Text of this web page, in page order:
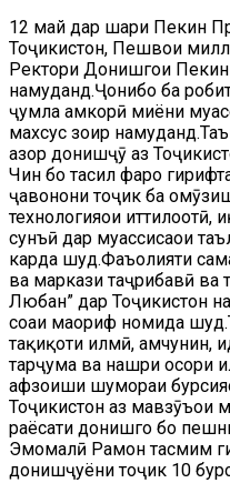
12 май дар шаҳри Пекин
Тоҷикистон, Пешвои
Ректори Донишгоҳи
намуданд.Ҷонибҳо ба
ҷумла ҳамкорӣ миёни
махсус зоҳир
ҳазор донишҷӯ аз
Чин бо таҳсил фаро
ҷавонони тоҷик ба
технологияҳои
сунъӣ дар муассисаҳои
карда шуд.Фаъолияти
ва маркази таҷрибавӣ ва
Любан” дар Тоҷикистон
соҳаи маориф номида
таҳқиқоти илмӣ, ҳамчунин,
тарҷума ва нашри осори
афзоиши шумораи
Тоҷикистон аз мавзӯъҳои
раёсати донишгоҳ бо
Эмомалӣ Раҳмон тасмим
донишҷуёни тоҷик 10